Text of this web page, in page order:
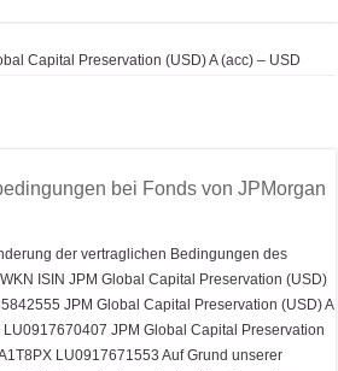
Capital Preservation (USD) A (acc) – USD
bei Fonds von JPMorgan
der vertraglichen Bedingungen des
ISIN JPM Global Capital Preservation (USD)
JPM Global Capital Preservation (USD) A
JPM Global Capital Preservation
LU0917671553 Auf Grund unserer